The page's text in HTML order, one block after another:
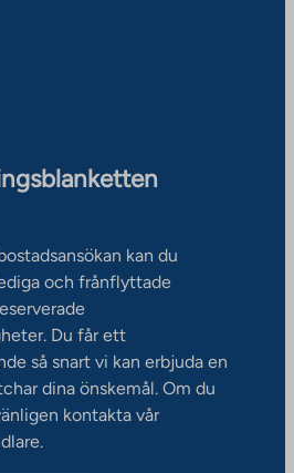
kan du
och frånflyttade
Du får ett
så snart vi kan erbjuda en
dina önskemål. Om du
kontakta vår